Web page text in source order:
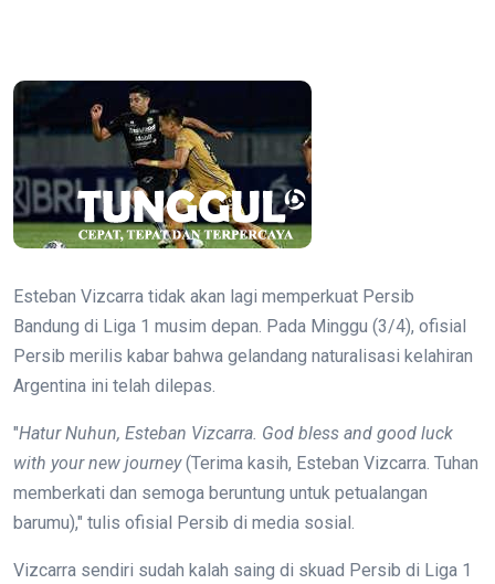
Esteban Vizcarra tidak akan lagi memperkuat Persib
Bandung di Liga 1 musim depan. Pada Minggu (3/4), ofisial
Persib merilis kabar bahwa gelandang naturalisasi kelahiran
Argentina ini telah dilepas.
"Hatur Nuhun, Esteban Vizcarra. God bless and good luck
with your new journey(Terima kasih, Esteban Vizcarra. Tuhan
memberkati dan semoga beruntung untuk petualangan
barumu)," tulis ofisial Persib di media sosial.
Vizcarra sendiri sudah kalah saing di skuad Persib di Liga 1